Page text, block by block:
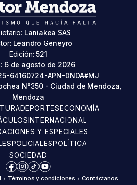
Laniakea SAS
Leandro Geneyro
Edición: 521
6 de agosto de 2026
64160724-APN-DNDA#MJ
N°350 - Ciudad de Mendoza,
Mendoza
DEPORTESECONOMÍA
INTERNACIONAL
Y ESPECIALES
POLICIALESPOLÍTICA
SOCIEDAD
Facebook
Instagram
TikTokYouTube
/ Términos y condiciones / Contáctanos